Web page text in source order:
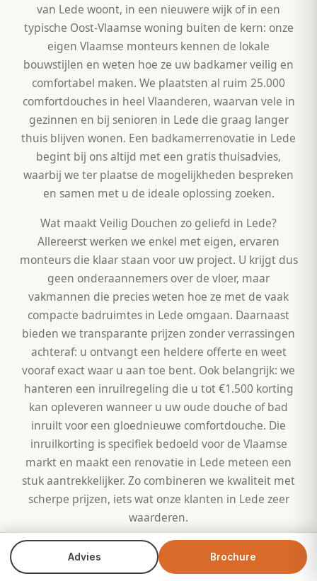
Advies Brochure
van Lede woont, in een nieuwere wijk of in een
typische Oost-Vlaamse woning buiten de kern: onze
eigen Vlaamse monteurs kennen de lokale
bouwstijlen en weten hoe ze uw badkamer veilig en
comfortabel maken. We plaatsten al ruim 25.000
comfortdouches in heel Vlaanderen, waarvan vele in
gezinnen en bij senioren in Lede die graag langer
thuis blijven wonen. Een badkamerrenovatie in Lede
begint bij ons altijd met een gratis thuisadvies,
waarbij we ter plaatse de mogelijkheden bespreken
en samen met u de ideale oplossing zoeken.
Wat maakt Veilig Douchen zo geliefd in Lede?
Allereerst werken we enkel met eigen, ervaren
monteurs die klaar staan voor uw project. U krijgt dus
geen onderaannemers over de vloer, maar
vakmannen die precies weten hoe ze met de vaak
compacte badruimtes in Lede omgaan. Daarnaast
bieden we transparante prijzen zonder verrassingen
achteraf: u ontvangt een heldere offerte en weet
vooraf exact waar u aan toe bent. Ook belangrijk: we
hanteren een inruilregeling die u tot €1.500 korting
kan opleveren wanneer u uw oude douche of bad
inruilt voor een gloednieuwe comfortdouche. Die
inruilkorting is specifiek bedoeld voor de Vlaamse
markt en maakt een renovatie in Lede meteen een
stuk aantrekkelijker. Zo combineren we kwaliteit met
scherpe prijzen, iets wat onze klanten in Lede zeer
waarderen.
In Lede zien we steeds meer gezinnen en senioren die
bewust kiezen voor een comfortdouche met een lage
Bel direct Brochure